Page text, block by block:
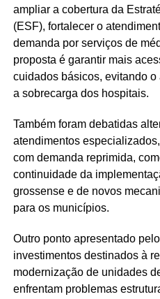
ampliar a cobertura da
(ESF), fortalecer o
demanda por serviços de
proposta é garantir mais
cuidados básicos, evitando
a sobrecarga dos hospitais.
Também foram debatidas
atendimentos
com demanda reprimida,
continuidade da
grossense e de novos
para os municípios.
Outro ponto apresentado
investimentos destinados à
modernização de unidades
enfrentam problemas